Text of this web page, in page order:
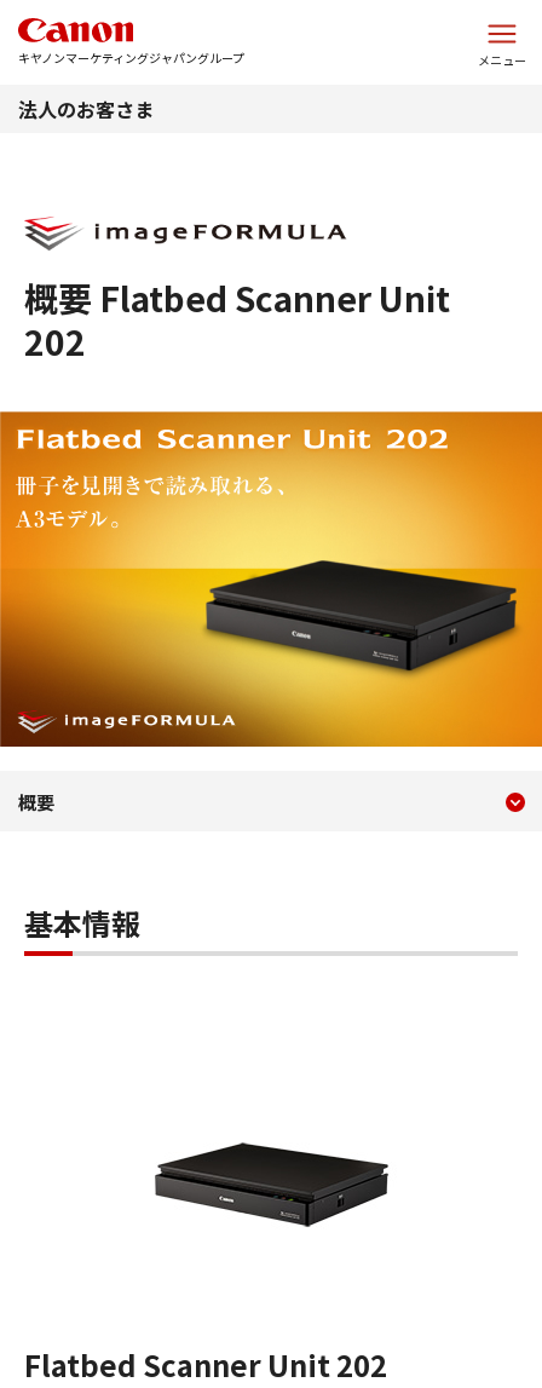
キヤノンマーケティングジャパングループ メニュー
法人のお客さま
概要 Flatbed Scanner Unit
202
概要 Flatbed Scanner Unit
概要
基本情報
Flatbed Scanner Unit 202